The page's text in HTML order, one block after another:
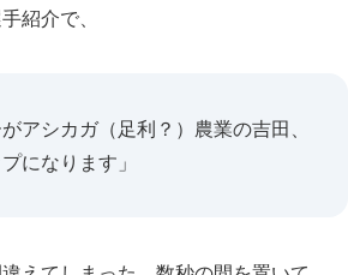
紹介で、
アシカガ（足利？）農業の吉田、
になります」